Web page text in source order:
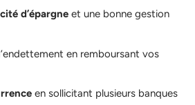
d’épargne et une bonne gestion
en remboursant vos
en sollicitant plusieurs banques